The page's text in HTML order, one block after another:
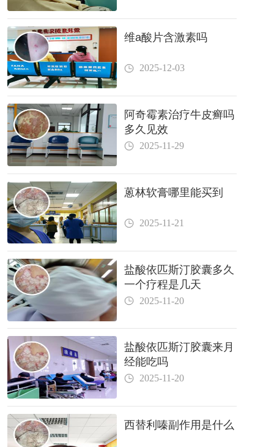
维a酸片含激素吗
2025-12-03
阿奇霉素治疗牛皮癣吗
多久见效
2025-11-29
蒽林软膏哪里能买到
2025-11-21
盐酸依匹斯汀胶囊多久
一个疗程是几天
2025-11-20
盐酸依匹斯汀胶囊来月
经能吃吗
2025-11-20
西替利嗪副作用是什么